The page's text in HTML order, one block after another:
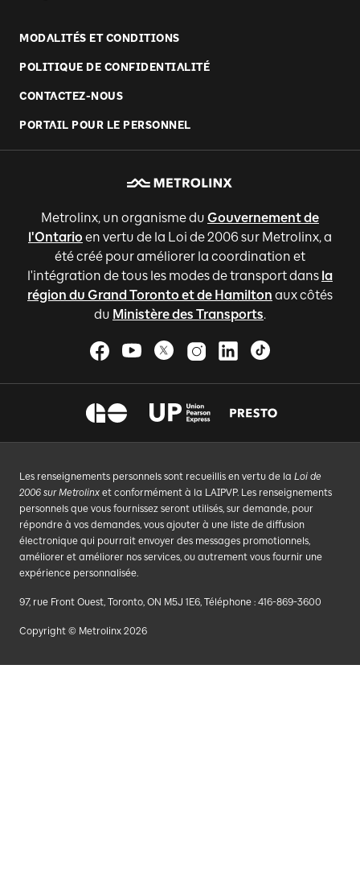
MODALITÉS ET CONDITIONS
POLITIQUE DE CONFIDENTIALITÉ
CONTACTEZ-NOUS
PORTAIL POUR LE PERSONNEL
Metrolinx, un organisme du Gouvernement de
l'Ontario en vertu de la Loi de 2006 sur Metrolinx, a
été créé pour améliorer la coordination et
l'intégration de tous les modes de transport dans la
région du Grand Toronto et de Hamilton aux côtés
du Ministère des Transports.
Les renseignements personnels sont recueillis en vertu de la Loi de
2006 sur Metrolinx et conformément à la LAIPVP. Les renseignements
personnels que vous fournissez seront utilisés, sur demande, pour
répondre à vos demandes, vous ajouter à une liste de diffusion
électronique qui pourrait envoyer des messages promotionnels,
améliorer et améliorer nos services, ou autrement vous fournir une
expérience personnalisée.
97, rue Front Ouest, Toronto, ON M5J 1E6, Téléphone : 416-869-3600
Copyright © Metrolinx 2026